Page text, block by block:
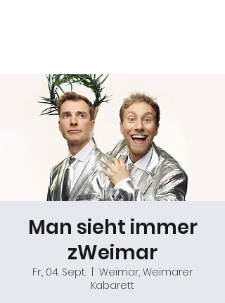
Man sieht immer
zWeimar
Fr., 04. Sept.
Weimar, Weimarer
Kabarett